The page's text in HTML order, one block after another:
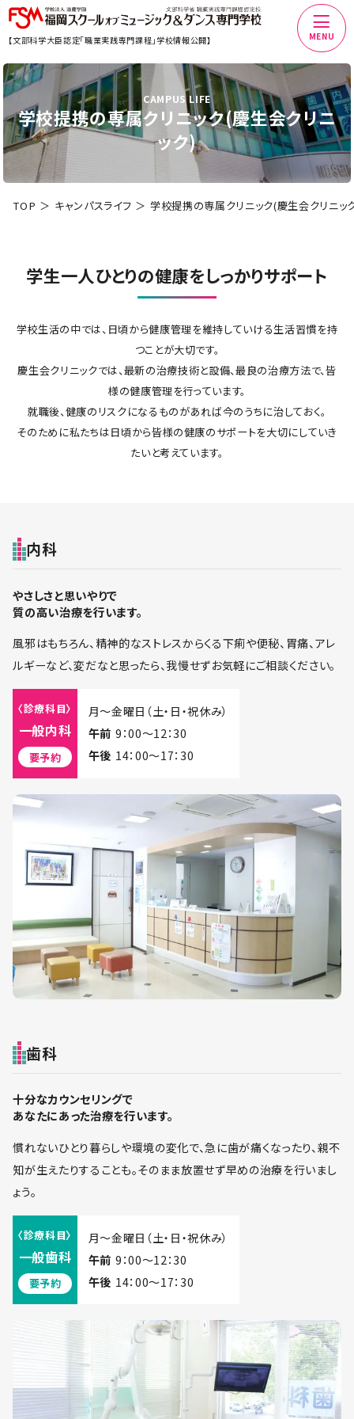
【文部科学大臣認定「職業実践専門課程」学校情報公開】 MENU
CAMPUS LIFE
学校提携の専属クリニック(慶生会クリニ
ック)
TOP キャンパスライフ 学校提携の専属クリニック(慶生会クリニッ
学生一人ひとりの健康をしっかりサポート
学校生活の中では、日頃から健康管理を維持していける生活習慣を持
つことが大切です。
慶生会クリニックでは、最新の治療技術と設備、最良の治療方法で、皆
様の健康管理を行っています。
就職後、健康のリスクになるものがあれば今のうちに治しておく。
そのために私たちは日頃から皆様の健康のサポートを大切にしていき
たいと考えています。
内科
やさしさと思いやりで
質の高い治療を行います。
風邪はもちろん、精神的なストレスからくる下痢や便秘、胃痛、アレ
ルギーなど、変だなと思ったら、我慢せずお気軽にご相談ください。
〈診療科目〉
一般内科
要予約
月～金曜日（土・日・祝休み）
午前 9：00～12：30
午後 14：00～17：30
歯科
十分なカウンセリングで
あなたにあった治療を行います。
慣れないひとり暮らしや環境の変化で、急に歯が痛くなったり、親不
知が生えたりすることも。そのまま放置せず早めの治療を行いまし
ょう。
〈診療科目〉
一般歯科
要予約
月～金曜日（土・日・祝休み）
午前 9：00～12：30
午後 14：00～17：30